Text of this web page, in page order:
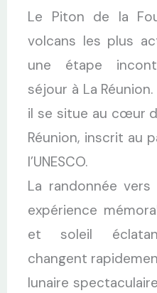
Le Piton de la
volcans les plus
une étape
séjour à La
il se situe au cœur
Réunion, inscrit au
l’UNESCO.
La randonnée
expérience
et soleil
changent
lunaire